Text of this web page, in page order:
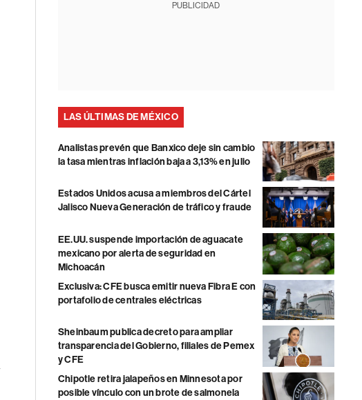
PUBLICIDAD
LAS ÚLTIMAS DE MÉXICO
Analistas prevén que Banxico deje sin cambio
la tasa mientras inflación baja a 3,13% en julio
Estados Unidos acusa a miembros del Cártel
Jalisco Nueva Generación de tráfico y fraude
EE.UU. suspende importación de aguacate
mexicano por alerta de seguridad en
Michoacán
Exclusiva: CFE busca emitir nueva Fibra E con
portafolio de centrales eléctricas
Sheinbaum publica decreto para ampliar
transparencia del Gobierno, filiales de Pemex
y CFE
Chipotle retira jalapeños en Minnesota por
posible vínculo con un brote de salmonela